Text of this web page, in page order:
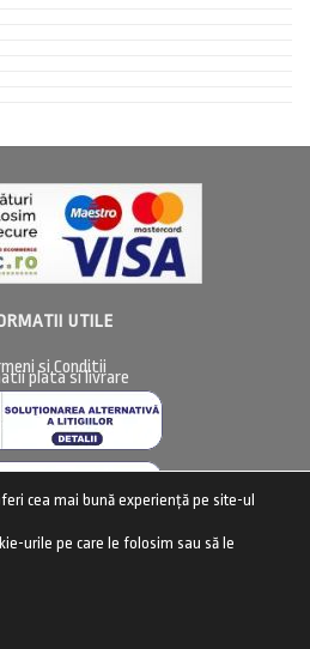
UTILE
si Conditii
plata si livrare
CONFIDENTIALITATE
cea mai bună experiență pe site-ul
urile pe care le folosim sau să le